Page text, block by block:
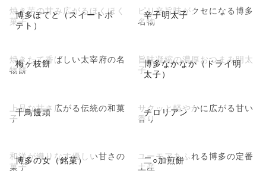
博多ぽてと（スイートポ
テト）
焼き芋の甘み広がるほくほく
菓子
辛子明太子
ピリ辛旨味がクセになる博多
名物
梅ヶ枝餅
焼きたて香ばしい太宰府の名
物餅
博多なかなか（ドライ明
太子）
旨味凝縮の濃厚おつまみ明太
子
千鳥饅頭
上品な甘さ広がる伝統の和菓
子
チロリアン
サクッと軽やかに広がる甘い
香り
博多の女（銘菓）
和洋が織りなす優しい甘さの
菓子
二○加煎餅
ユーモアあふれる博多の定番
土産